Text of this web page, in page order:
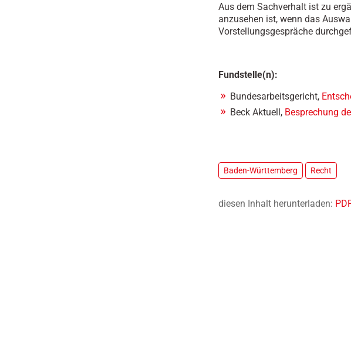
Aus dem Sachverhalt ist zu
anzusehen ist, wenn das
Vorstellungsgespräche
Fundstelle(n):
Bundesarbeitsgericht,
Beck Aktuell, Besprechung
Baden-Württemberg Recht
diesen Inhalt herunterladen: